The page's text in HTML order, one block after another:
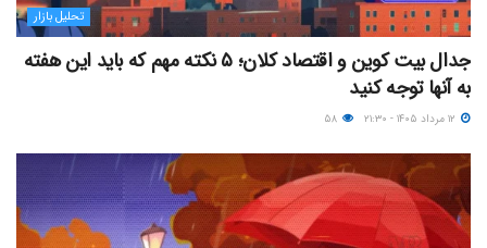
تحلیل بازار
جدال بیت کوین و اقتصاد کلان؛ ۵ نکته مهم که باید این هفته
به آنها توجه کنید